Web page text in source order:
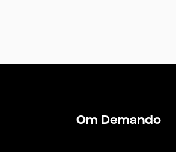
Om Demando